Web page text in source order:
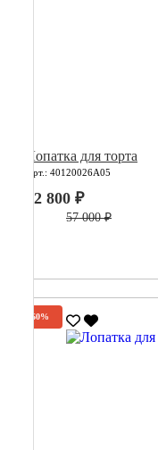
Лопатка для торта
Арт.: 40120026А05
22 800 ₽
57 000 ₽
-60%